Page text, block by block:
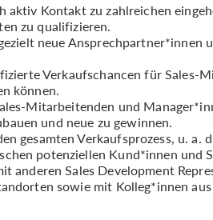
aktiv Kontakt zu zahlreichen
zu qualifizieren.
neue Ansprechpartner*innen
Verkaufschancen für Sales-
können.
Mitarbeitenden und
und neue zu gewinnen.
gesamten Verkaufsprozess, u.
potenziellen Kund*innen und
anderen Sales Development
sowie mit Kolleg*innen